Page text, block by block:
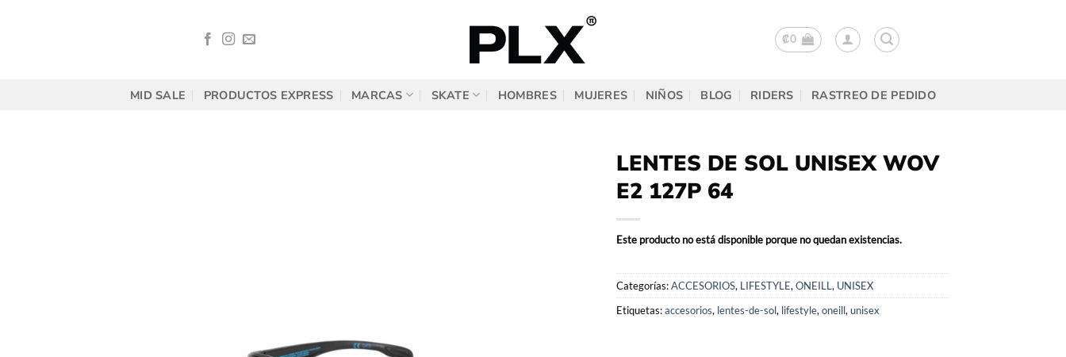
₡0
MID SALE PRODUCTOS EXPRESS MARCAS SKATE HOMBRES MUJERES NIÑOS BLOG RIDERS RASTREO DE PEDIDO
LENTES DE SOL UNISEX WOV
E2 127P 64
Este producto no está disponible porque no quedan existencias.
Categorías:ACCESORIOS, LIFESTYLE, ONEILL , UNISEX
Etiquetas:accesorios, lentes-de-sol, lifestyle, oneill, unisex